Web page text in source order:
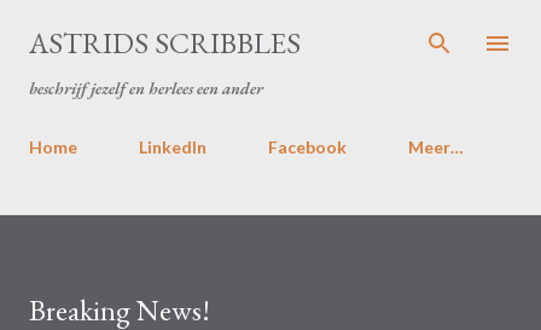
Doorgaan naar hoofdcontent
ASTRIDS SCRIBBLES
beschrijf jezelf en herlees een ander
Home LinkedIn Facebook Meer…
Breaking News!